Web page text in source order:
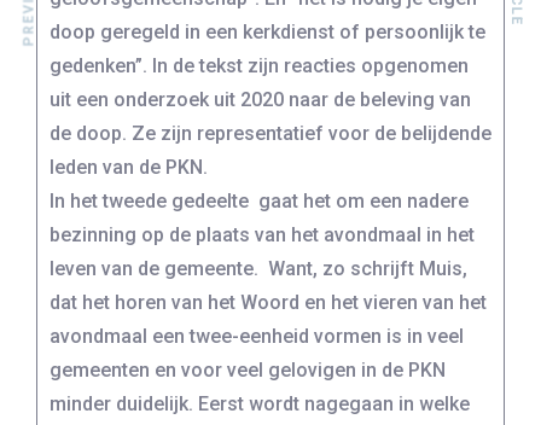
doop geregeld in een kerkdienst of persoonlijk te
gedenken”. In de tekst zijn reacties opgenomen
uit een onderzoek uit 2020 naar de beleving van
de doop. Ze zijn representatief voor de belijdende
leden van de PKN.
In het tweede gedeelte gaat het om een nadere
bezinning op de plaats van het avondmaal in het
leven van de gemeente. Want, zo schrijft Muis,
dat het horen van het Woord en het vieren van het
avondmaal een twee-eenheid vormen is in veel
gemeenten en voor veel gelovigen in de PKN
minder duidelijk. Eerst wordt nagegaan in welke